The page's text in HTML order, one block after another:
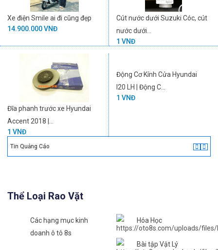
Xe điện Smile ai đi cũng đẹp
14.900.000 VNĐ
Cút nước dưới Suzuki Cóc, cút
nước dưới...
1 VNĐ
Đĩa phanh trước xe Hyundai
Accent 2018 |...
1 VNĐ
Động Cơ Kính Cửa Hyundai
I20 LH | Động C...
1 VNĐ
Tin Quảng Cáo
Thể Loại Rao Vặt
Các hạng mục kinh
doanh ô tô 8s
Hóa Học
Bài tập Vật Lý